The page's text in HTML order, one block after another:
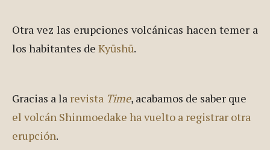
Otra vez las erupciones volcánicas hacen temer a
los habitantes de Kyūshū.
Gracias a la revista Time, acabamos de saber que
el volcán Shinmoedake ha vuelto a registrar otra
erupción.